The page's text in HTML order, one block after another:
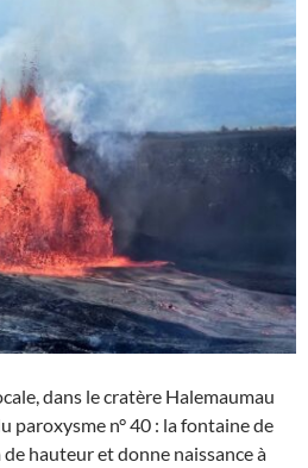
dans le cratère Halemaumau
paroxysme n° 40 : la fontaine de
hauteur et donne naissance à